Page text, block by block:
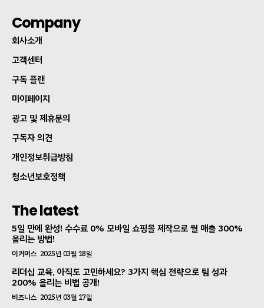
Company
회사소개
고객센터
구독 플랜
마이페이지
광고 및 제휴문의
구독자 의견
개인정보취급방침
청소년보호정책
The latest
5일 만에 완성! 수수료 0% 모바일 쇼핑몰 제작으로 월 매출 300%
올리는 방법!
이커머스 2025년 03월 18일
리더십 교육, 아직도 고민하세요? 3가지 핵심 전략으로 팀 성과
200% 올리는 비법 공개!
비즈니스 2025년 03월 17일